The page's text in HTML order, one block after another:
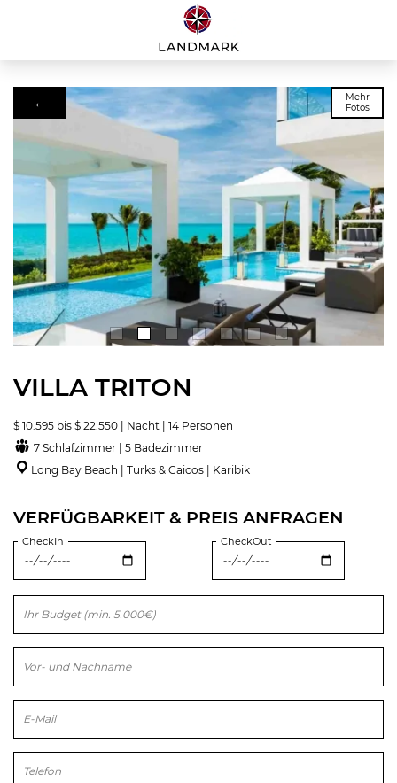
←
Mehr
Fotos
VILLA TRITON
$ 10.595 bis $ 22.550 | Nacht | 14 Personen
7 Schlafzimmer | 5 Badezimmer
Long Bay Beach | Turks & Caicos | Karibik
VERFÜGBARKEIT & PREIS ANFRAGEN
CheckIn CheckOut
Bitte lasse dieses Feld leer.